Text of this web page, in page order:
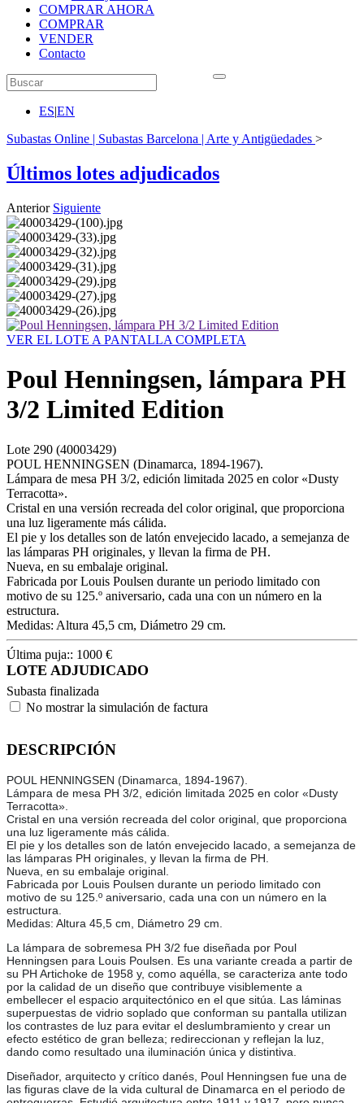
COMPRAR AHORA
COMPRAR
VENDER
Contacto
ES|EN
Subastas Online | Subastas Barcelona | Arte y Antigüedades >
Últimos lotes adjudicados
Anterior Siguiente
VER EL LOTE A PANTALLA COMPLETA
Poul Henningsen, lámpara PH
3/2 Limited Edition
Lote 290 (40003429)
POUL HENNINGSEN (Dinamarca, 1894-1967).
Lámpara de mesa PH 3/2, edición limitada 2025 en color «Dusty
Terracotta».
Cristal en una versión recreada del color original, que proporciona
una luz ligeramente más cálida.
El pie y los detalles son de latón envejecido lacado, a semejanza de
las lámparas PH originales, y llevan la firma de PH.
Nueva, en su embalaje original.
Fabricada por Louis Poulsen durante un periodo limitado con
motivo de su 125.º aniversario, cada una con un número en la
estructura.
Medidas: Altura 45,5 cm, Diámetro 29 cm.
Última puja:: 1000 €
LOTE ADJUDICADO
Subasta finalizada
No mostrar la simulación de factura
DESCRIPCIÓN
POUL HENNINGSEN (Dinamarca, 1894-1967).
Lámpara de mesa PH 3/2, edición limitada 2025 en color «Dusty
Terracotta».
Cristal en una versión recreada del color original, que proporciona
una luz ligeramente más cálida.
El pie y los detalles son de latón envejecido lacado, a semejanza de
las lámparas PH originales, y llevan la firma de PH.
Nueva, en su embalaje original.
Fabricada por Louis Poulsen durante un periodo limitado con
motivo de su 125.º aniversario, cada una con un número en la
estructura.
Medidas: Altura 45,5 cm, Diámetro 29 cm.
La lámpara de sobremesa PH 3/2 fue diseñada por Poul
Henningsen para Louis Poulsen. Es una variante creada a partir de
su PH Artichoke de 1958 y, como aquélla, se caracteriza ante todo
por la calidad de un diseño que contribuye visiblemente a
embellecer el espacio arquitectónico en el que sitúa. Las láminas
superpuestas de vidrio soplado que conforman su pantalla utilizan
los contrastes de luz para evitar el deslumbramiento y crear un
efecto estético de gran belleza; redireccionan y reflejan la luz,
dando como resultado una iluminación única y distintiva.
Diseñador, arquitecto y crítico danés, Poul Henningsen fue una de
las figuras clave de la vida cultural de Dinamarca en el periodo de